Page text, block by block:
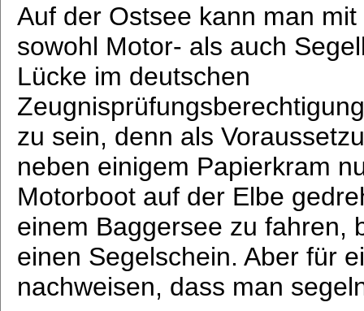
Auf der Ostsee kann man
sowohl Motor- als auch
Lücke im deutschen
zu sein, denn als
neben einigem Papierkram
Motorboot auf der Elbe
einem Baggersee zu fahren,
einen Segelschein. Aber für
nachweisen, dass man